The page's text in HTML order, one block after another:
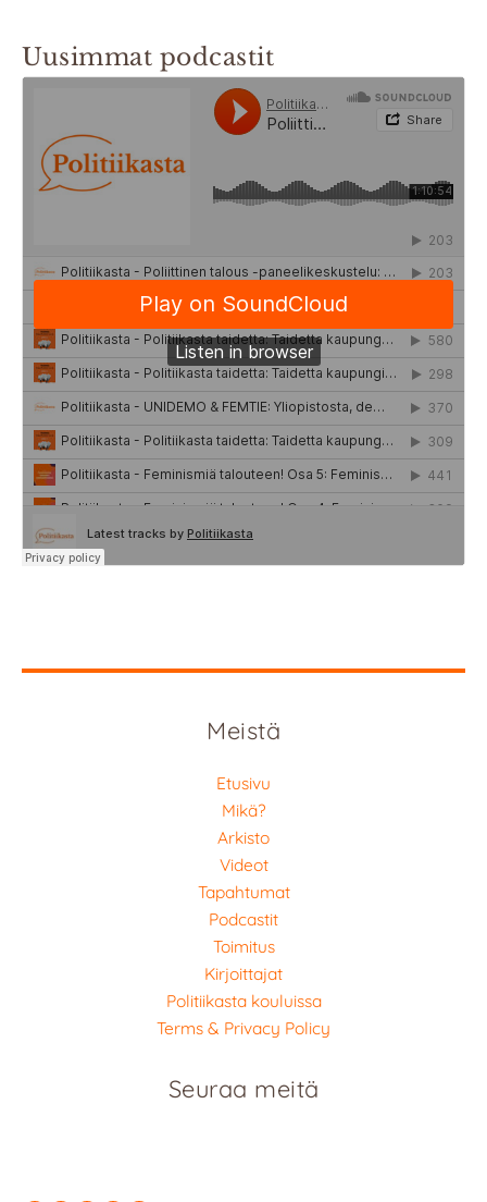
Uusimmat podcastit
Meistä
Etusivu
Mikä?
Arkisto
Videot
Tapahtumat
Podcastit
Toimitus
Kirjoittajat
Politiikasta kouluissa
Terms & Privacy Policy
Seuraa meitä